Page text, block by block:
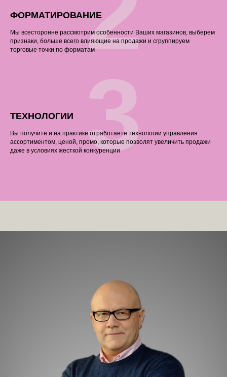
ФОРМАТИРОВАНИЕ
Мы всесторонне рассмотрим особенности Ваших магазинов, выберем
признаки, больше всего влияющие на продажи и сгруппируем
торговые точки по форматам
ТЕХНОЛОГИИ
Вы получите и на практике отработаете технологии управления
ассортиментом, ценой, промо, которые позволят увеличить продажи
даже в условиях жесткой конкуренции
3